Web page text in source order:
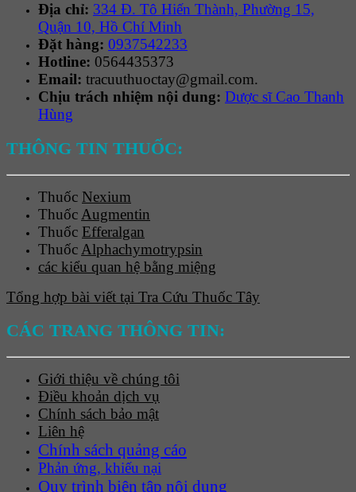
Địa chỉ: 334 Đ. Tô Hiến Thành, Phường 15,
Quận 10, Hồ Chí Minh
Đặt hàng: 0937542233
Hotline: 0564435373
Email: tracuuthuoctay@gmail.com.
Chịu trách nhiệm nội dung: Dược sĩ Cao Thanh
Hùng
THÔNG TIN THUỐC:
Thuốc Nexium
Thuốc Augmentin
Thuốc Efferalgan
Thuốc Alphachymotrypsin
các kiểu quan hệ bằng miệng
Tổng hợp bài viết tại Tra Cứu Thuốc Tây
CÁC TRANG THÔNG TIN:
Giới thiệu về chúng tôi
Điều khoản dịch vụ
Chính sách bảo mật
Liên hệ
Chính sách quảng cáo
Phản ứng, khiếu nại
Quy trình biên tập nội dung